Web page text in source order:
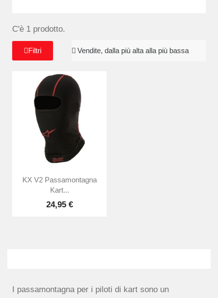
C'è 1 prodotto.
Filtri
KX V2 Passamontagna
Kart...
24,95 €
I passamontagna per i piloti di kart sono un